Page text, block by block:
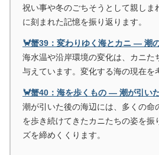
祝い事や冬のごちそうとして親しま
に刻まれた記憶を振り返ります。
🦀蟹39：変わりゆく海とカニ ― 潮
海水温や沿岸環境の変化は、カニた
与えています。変化する海の現在を
🦀蟹40：海を歩くもの ― 潮が引い
潮が引いた後の海辺には、多くの命
を歩き続けてきたカニたちの姿を振
ズを締めくくります。